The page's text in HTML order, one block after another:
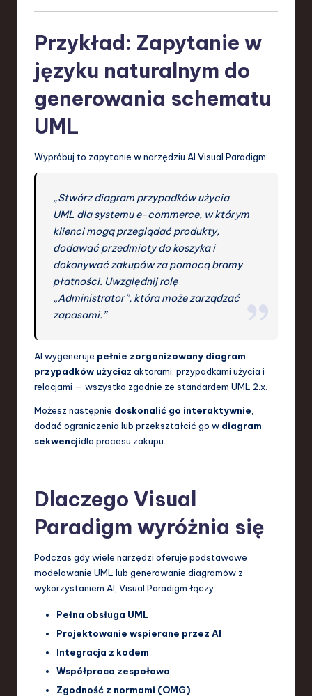
Przykład: Zapytanie w
języku naturalnym do
generowania schematu
UML
Wypróbuj to zapytanie w narzędziu AI Visual Paradigm:
„Stwórz diagram przypadków użycia
UML dla systemu e-commerce, w którym
klienci mogą przeglądać produkty,
dodawać przedmioty do koszyka i
dokonywać zakupów za pomocą bramy
płatności. Uwzględnij rolę
„Administrator”, która może zarządzać
zapasami.”
AI wygeneruje pełnie zorganizowany diagram
przypadków użyciaz aktorami, przypadkami użycia i
relacjami — wszystko zgodnie ze standardem UML 2.x.
Możesz następnie doskonalić go interaktywnie,
dodać ograniczenia lub przekształcić go w diagram
sekwencjidla procesu zakupu.
Dlaczego Visual
Paradigm wyróżnia się
Podczas gdy wiele narzędzi oferuje podstawowe
modelowanie UML lub generowanie diagramów z
wykorzystaniem AI, Visual Paradigm łączy:
Pełna obsługa UML
Projektowanie wspierane przez AI
Integracja z kodem
Współpraca zespołowa
Zgodność z normami (OMG)